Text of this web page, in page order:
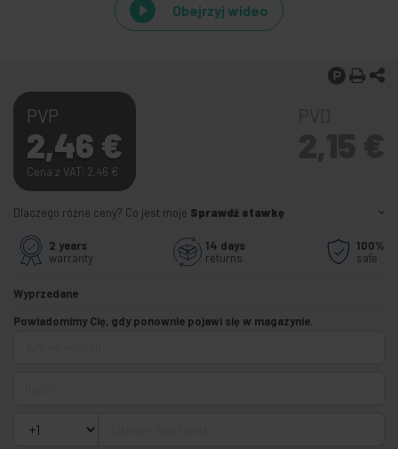
Obejrzyj wideo
PVP
2,46 €
Cena z VAT: 2,46 €
Dlaczego różne ceny? Co jest moje Sprawdź stawkę
2 years
warranty
14 days
returns
100%
safe
Wyprzedane
Powiadomimy Cię, gdy ponownie pojawi się w magazynie.